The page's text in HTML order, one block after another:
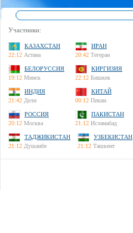
Участники:
КАЗАХСТАН
22:12 Астана
ИРАН
20:42 Тегеран
БЕЛОРУССИЯ
19:12 Минск
КИРГИЗИЯ
22:12 Бишкек
ИНДИЯ
21:42 Дели
КИТАЙ
00:12 Пекин
РОССИЯ
20:12 Москва
ПАКИСТАН
21:12 Исламабад
ТАДЖИКИСТАН
21:12 Душанбе
УЗБЕКИСТАН
21:12 Ташкент